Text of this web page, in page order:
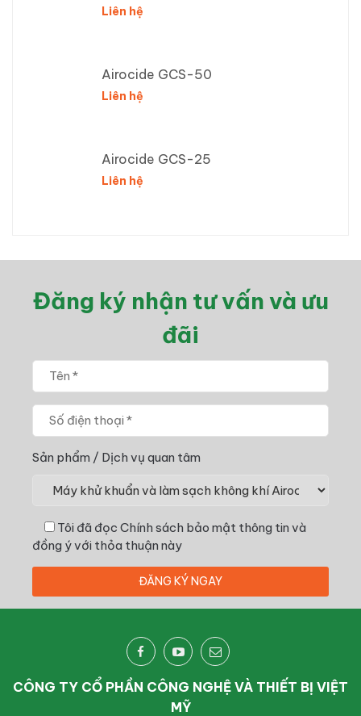
Liên hệ
Airocide GCS-50
Liên hệ
Airocide GCS-25
Liên hệ
Đăng ký nhận tư vấn và ưu
đãi
Sản phẩm / Dịch vụ quan tâm
Tôi đã đọc Chính sách bảo mật thông tin và
đồng ý với thỏa thuận này
CÔNG TY CỔ PHẦN CÔNG NGHỆ VÀ THIẾT BỊ VIỆT
MỸ